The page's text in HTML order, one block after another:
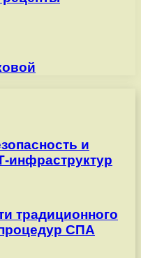
и
инфраструктур
традиционного
СПА